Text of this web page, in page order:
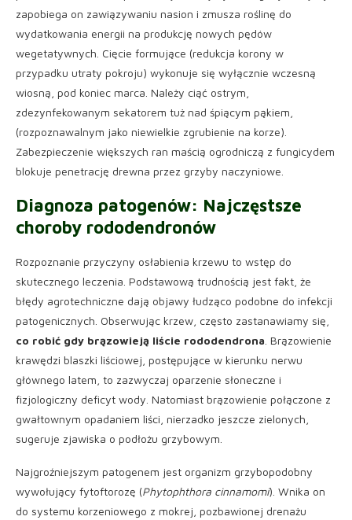
zapobiega on zawiązywaniu nasion i zmusza roślinę do
wydatkowania energii na produkcję nowych pędów
wegetatywnych. Cięcie formujące (redukcja korony w
przypadku utraty pokroju) wykonuje się wyłącznie wczesną
wiosną, pod koniec marca. Należy ciąć ostrym,
zdezynfekowanym sekatorem tuż nad śpiącym pąkiem,
(rozpoznawalnym jako niewielkie zgrubienie na korze).
Zabezpieczenie większych ran maścią ogrodniczą z fungicydem
blokuje penetrację drewna przez grzyby naczyniowe.
Diagnoza patogenów: Najczęstsze
choroby rododendronów
Rozpoznanie przyczyny osłabienia krzewu to wstęp do
skutecznego leczenia. Podstawową trudnością jest fakt, że
błędy agrotechniczne dają objawy łudząco podobne do infekcji
patogenicznych. Obserwując krzew, często zastanawiamy się,
co robić gdy brązowieją liście rododendrona . Brązowienie
krawędzi blaszki liściowej, postępujące w kierunku nerwu
głównego latem, to zazwyczaj oparzenie słoneczne i
fizjologiczny deficyt wody. Natomiast brązowienie połączone z
gwałtownym opadaniem liści, nierzadko jeszcze zielonych,
sugeruje zjawiska o podłożu grzybowym.
Najgroźniejszym patogenem jest organizm grzybopodobny
wywołujący fytoftorozę (Phytophthora cinnamomi). Wnika on
do systemu korzeniowego z mokrej, pozbawionej drenażu